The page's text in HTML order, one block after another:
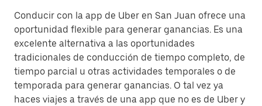
Conducir con la app de Uber en San Juan ofrece una
oportunidad flexible para generar ganancias. Es una
excelente alternativa a las oportunidades
tradicionales de conducción de tiempo completo, de
tiempo parcial u otras actividades temporales o de
temporada para generar ganancias. O tal vez ya
haces viajes a través de una app que no es de Uber y